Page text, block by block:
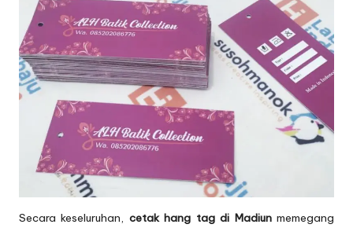
Secara keseluruhan, cetak hang tag di Madiunmemegang